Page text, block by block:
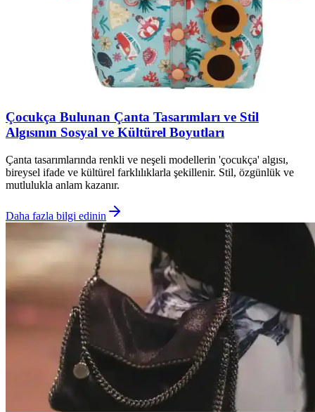
Çocukça Bulunan Çanta Tasarımları ve Stil
Algısının Sosyal ve Kültürel Boyutları
Çanta tasarımlarında renkli ve neşeli modellerin 'çocukça' algısı,
bireysel ifade ve kültürel farklılıklarla şekillenir. Stil, özgünlük ve
mutlulukla anlam kazanır.
Daha fazla bilgi edinin